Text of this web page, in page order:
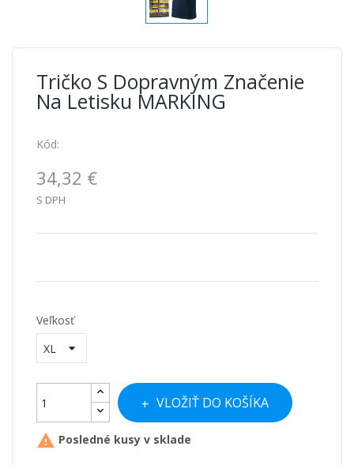
Tričko S Dopravným Značenie
Na Letisku MARKING
Kód:
34,32 €
S DPH
Veľkosť
VLOŽIŤ DO KOŠÍKA
 Posledné kusy v sklade